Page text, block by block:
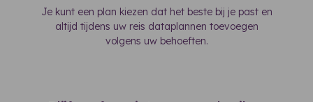
Je kunt een plan kiezen dat het beste bij je past en
altijd tijdens uw reis dataplannen toevoegen
volgens uw behoeften.